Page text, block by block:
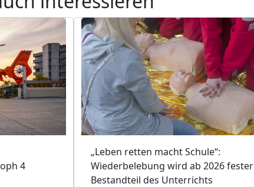
4
„Leben retten macht Schule“:
Wiederbelebung wird ab 2026 fester
Bestandteil des Unterrichts